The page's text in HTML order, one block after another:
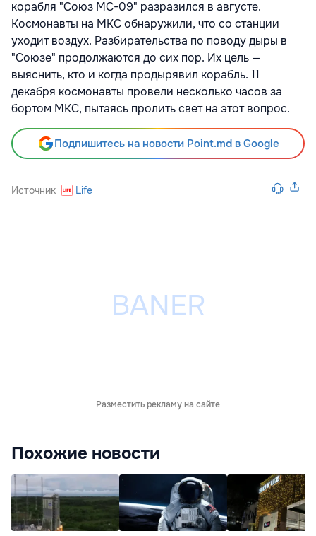
корабля "Союз МС-09" разразился в августе.
Космонавты на МКС обнаружили, что со станции
уходит воздух. Разбирательства по поводу дыры в
"Союзе" продолжаются до сих пор. Их цель —
выяснить, кто и когда продырявил корабль. 11
декабря космонавты провели несколько часов за
бортом МКС, пытаясь пролить свет на этот вопрос.
Подпишитесь на новости Point.md в Google
Источник Life
Разместить рекламу на сайте
Похожие новости